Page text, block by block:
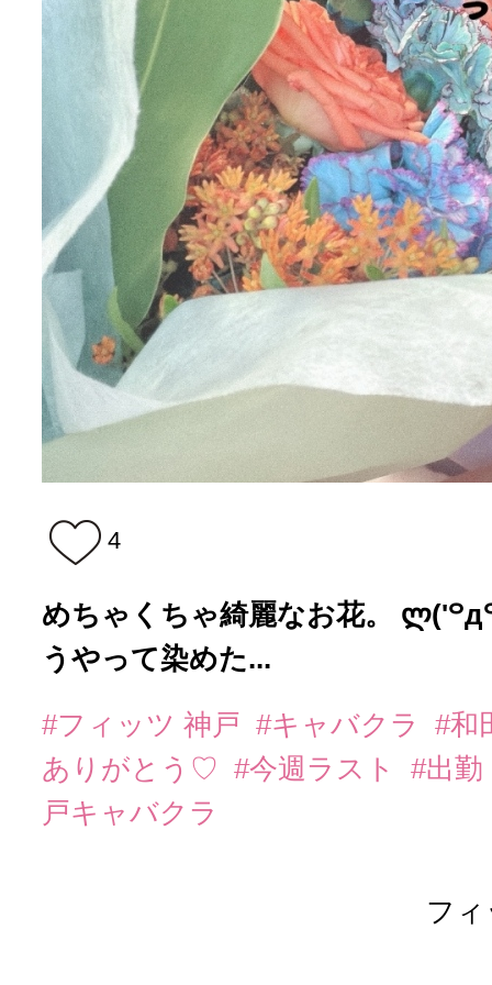
4
めちゃくちゃ綺麗なお花。
うやって染めた...
#フィッツ 神戸 #キャバクラ
#和
ありがとう♡ #今週ラスト
#出勤
戸キャバクラ
フ